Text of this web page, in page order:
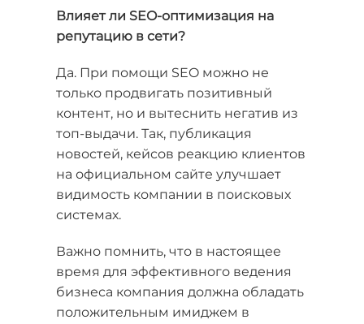
Влияет ли SEO-оптимизация на
репутацию в сети?
Да. При помощи SEO можно не
только продвигать позитивный
контент, но и вытеснить негатив из
топ-выдачи. Так, публикация
новостей, кейсов реакцию клиентов
на официальном сайте улучшает
видимость компании в поисковых
системах.
Важно помнить, что в настоящее
время для эффективного ведения
бизнеса компания должна обладать
положительным имиджем в